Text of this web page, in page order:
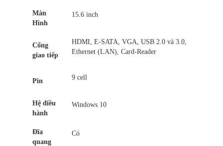
Màn
Hình
15.6 inch
Cổng
giao tiếp
HDMI, E-SATA, VGA, USB 2.0 và 3.0,
Ethernet (LAN), Card-Reader
Pin 9 cell
Hệ điều
hành
Windows 10
Đĩa
quang
Có